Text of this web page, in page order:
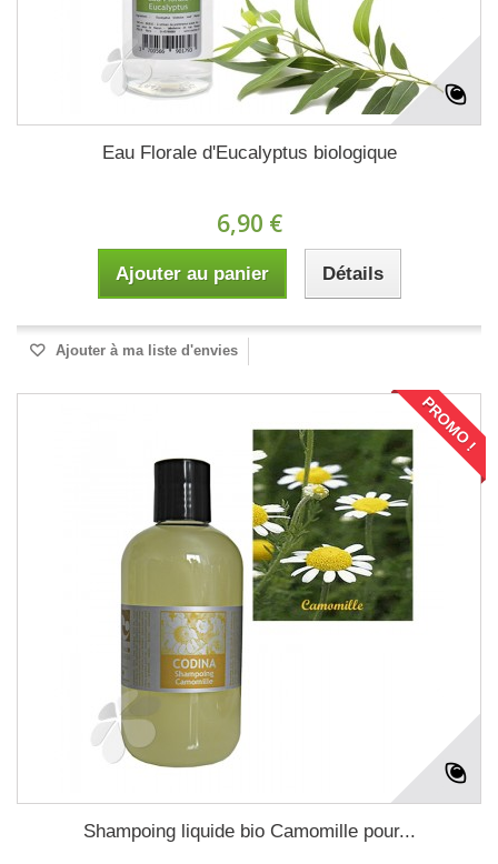
Eau Florale d'Eucalyptus biologique
6,90 €
Ajouter au panier Détails
Ajouter à ma liste d'envies
PROMO !
Shampoing liquide bio Camomille pour...